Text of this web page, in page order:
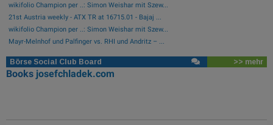
wikifolio Champion per ..: Simon Weishar mit Szew...
21st Austria weekly - ATX TR at 16715.01 - Bajaj ...
wikifolio Champion per ..: Simon Weishar mit Szew...
Mayr-Melnhof und Palfinger vs. RHI und Andritz – ...
Börse Social Club Board >> mehr
Books josefchladek.com